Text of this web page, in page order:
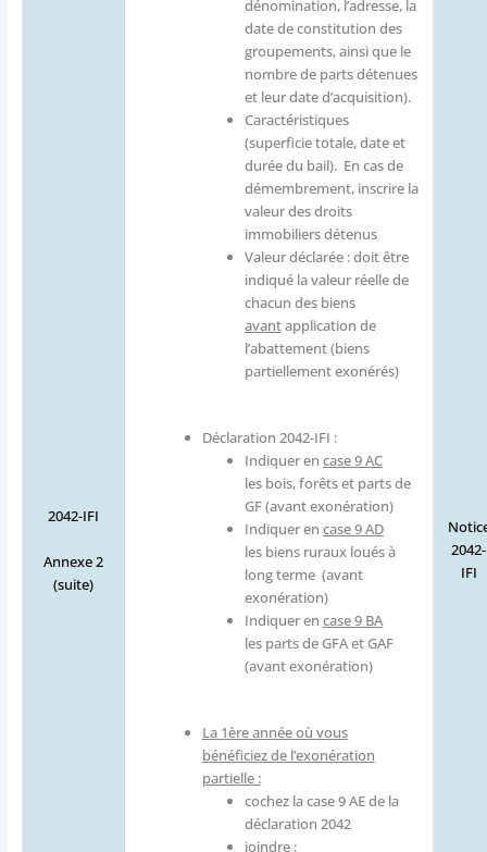
2042-IFI
Annexe 2
(suite)
dénomination, l’adresse, la
date de constitution des
groupements, ainsi que le
nombre de parts détenues
et leur date d’acquisition).
Caractéristiques
(superficie totale, date et
durée du bail). En cas de
démembrement, inscrire la
valeur des droits
immobiliers détenus
Valeur déclarée : doit être
indiqué la valeur réelle de
chacun des biens
avantapplication de
l’abattement (biens
partiellement exonérés)
Déclaration 2042-IFI :
Indiquer en case 9 AC
les bois, forêts et parts de
GF (avant exonération)
Indiquer en case 9 AD
les biens ruraux loués à
long terme (avant
exonération)
Indiquer en case 9 BA
les parts de GFA et GAF
(avant exonération)
La 1ère année où vous
bénéficiez de l’exonération
partielle :
cochez la case 9 AE de la
déclaration 2042
joindre :
2042-
IFI